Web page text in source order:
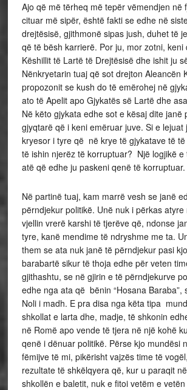
Ajo që më tërheq më tepër vëmendjen në
cituar më sipër, është fakti se edhe në
drejtësisë, gjithmonë sipas jush, duhet të
që të bësh karrierë. Por ju, mor zotni, keni
Këshillit të Lartë të Drejtësisë dhe ishit ju
Nënkryetarin tuaj që sot drejton Aleancën
propozonit se kush do të emërohej në
ato të Apelit apo Gjykatës së Lartë dhe
Në këto gjykata edhe sot e kësaj dite janë
gjyqtarë që i keni emëruar juve. Si e lejuat
kryesor i tyre që në krye të gjykatave të
të ishin njerëz të korruptuar? Një logjikë e
atë që edhe ju paskeni qenë të korruptuar.
Në partinë tuaj, kam marrë vesh se janë
përndjekur politikë. Unë nuk i përkas atyre
vjellin vrerë karshi të tjerëve që, ndonse
tyre, kanë mendime të ndryshme me ta.
them se ata nuk janë të përndjekur pasi
barabartë sikur të thoja edhe për veten
gjithashtu, se në gjirin e të përndjekurve
edhe nga ata që bënin “Hosana Baraba”,
Noli i madh. E pra disa nga këta tipa
shkollat e larta dhe, madje, të shkonin
në Romë apo vende të tjera në një kohë
qenë i dënuar politikë. Përse kjo mundësi
fëmijve të mi, pikërisht vajzës time të
rezultate të shkëlqyera që, kur u paraqit
shkollën e baletit, nuk e fitoi vetëm e